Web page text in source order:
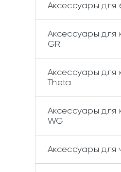
Аксессуары для
Аксессуары для
GR
Аксессуары для
Theta
Аксессуары для
WG
Аксессуары для